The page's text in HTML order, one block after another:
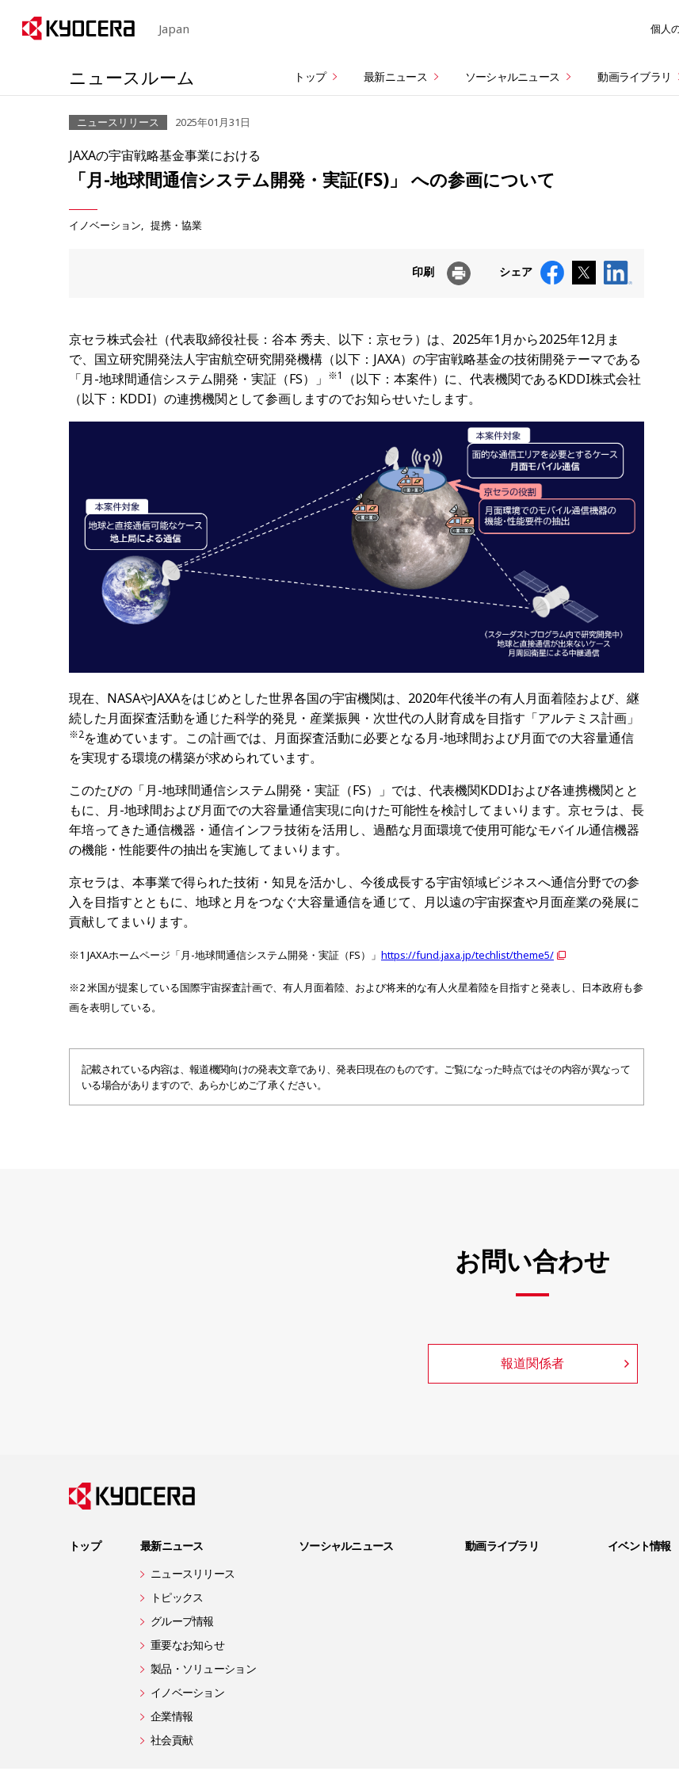
Japan 個人
ニュースルーム トップ 最新ニュース ソーシャルニュース 動画ライブラリ
ニュースリリース 2025年01月31日
JAXAの宇宙戦略基金事業における
「月-地球間通信システム開発・実証(FS)」 への参画について
イノベーション 提携・協業
印刷 シェア
京セラ株式会社（代表取締役社長：谷本 秀夫、以下：京セラ）は、2025年1月から2025年12月ま
で、国立研究開発法人宇宙航空研究開発機構（以下：JAXA）の宇宙戦略基金の技術開発テーマである
「月-地球間通信システム開発・実証（FS）」 ※1
（以下：本案件）に、代表機関であるKDDI株式会社
（以下：KDDI）の連携機関として参画しますのでお知らせいたします。
現在、NASAやJAXAをはじめとした世界各国の宇宙機関は、2020年代後半の有人月面着陸および、継
続した月面探査活動を通じた科学的発見・産業振興・次世代の人財育成を目指す「アルテミス計画」
※2を進めています。この計画では、月面探査活動に必要となる月-地球間および月面での大容量通信
を実現する環境の構築が求められています。
このたびの「月-地球間通信システム開発・実証（FS）」では、代表機関KDDIおよび各連携機関とと
もに、月-地球間および月面での大容量通信実現に向けた可能性を検討してまいります。京セラは、長
年培ってきた通信機器・通信インフラ技術を活用し、過酷な月面環境で使用可能なモバイル通信機器
の機能・性能要件の抽出を実施してまいります。
京セラは、本事業で得られた技術・知見を活かし、今後成長する宇宙領域ビジネスへ通信分野での参
入を目指すとともに、地球と月をつなぐ大容量通信を通じて、月以遠の宇宙探査や月面産業の発展に
貢献してまいります。
※1 JAXAホームページ「月-地球間通信システム開発・実証（FS）」 https://fund.jaxa.jp/techlist/theme5/
※2 米国が提案している国際宇宙探査計画で、有人月面着陸、および将来的な有人火星着陸を目指すと発表し、日本政府も参
画を表明している。
記載されている内容は、報道機関向けの発表文章であり、発表日現在のものです。ご覧になった時点ではその内容が異なって
いる場合がありますので、あらかじめご了承ください。
お問い合わせ
報道関係者
トップ
最新ニュース
ニュースリリース
トピックス
グループ情報
重要なお知らせ
製品・ソリューション
イノベーション
企業情報
社会貢献
ソーシャルニュース 動画ライブラリ イベント情報